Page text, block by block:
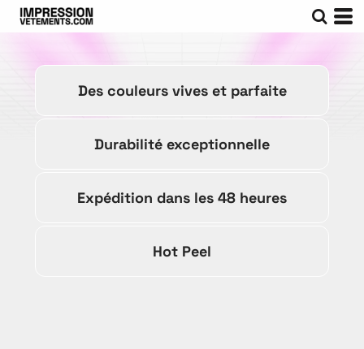
Des couleurs vives et parfaite
Durabilité exceptionnelle
Expédition dans les 48 heures
Hot Peel